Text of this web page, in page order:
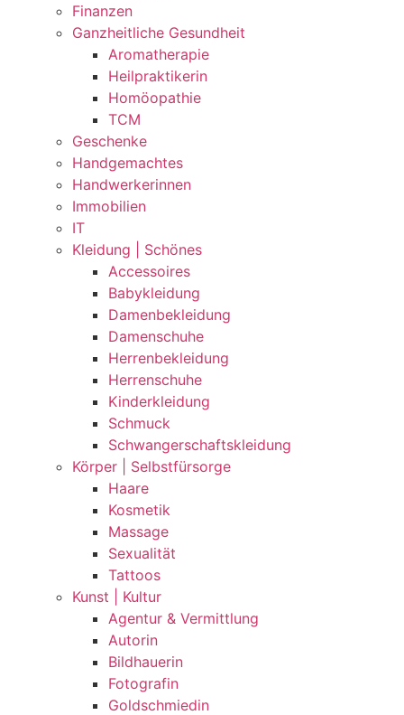
Finanzen
Ganzheitliche Gesundheit
Aromatherapie
Heilpraktikerin
Homöopathie
TCM
Geschenke
Handgemachtes
Handwerkerinnen
Immobilien
IT
Kleidung | Schönes
Accessoires
Babykleidung
Damenbekleidung
Damenschuhe
Herrenbekleidung
Herrenschuhe
Kinderkleidung
Schmuck
Schwangerschaftskleidung
Körper | Selbstfürsorge
Haare
Kosmetik
Massage
Sexualität
Tattoos
Kunst | Kultur
Agentur & Vermittlung
Autorin
Bildhauerin
Fotografin
Goldschmiedin